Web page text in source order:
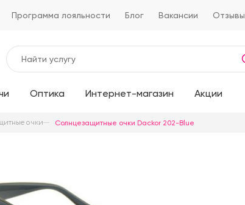
Программа лояльности Блог Вакансии Отзывы
Оптика Интернет-магазин Акции
очки Солнцезащитные очки Dackor 202-Blue